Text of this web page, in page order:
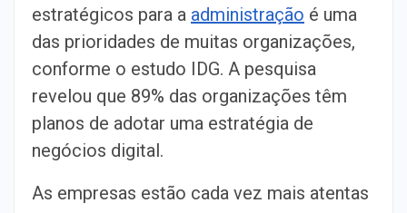
estratégicos para a administração é uma
das prioridades de muitas organizações,
conforme o estudo IDG. A pesquisa
revelou que 89% das organizações têm
planos de adotar uma estratégia de
negócios digital.
As empresas estão cada vez mais atentas